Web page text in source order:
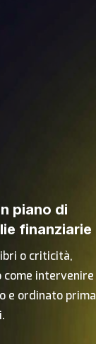
piano di
finanziarie
o criticità,
come intervenire
e ordinato prima